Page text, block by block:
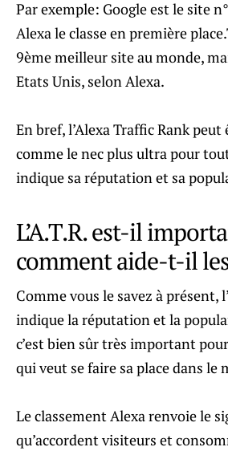
Par exemple: Google est le site
Alexa le classe en première
9ème meilleur site au monde,
Etats Unis, selon Alexa.
En bref, l’Alexa Traffic Rank
comme le nec plus ultra pour
indique sa réputation et sa
L’A.T.R. est-il
comment aide-t-il
Comme vous le savez à présent,
indique la réputation et la
c’est bien sûr très important
qui veut se faire sa place dans le
Le classement Alexa renvoie le
qu’accordent visiteurs et